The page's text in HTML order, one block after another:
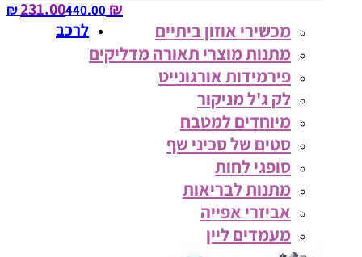
₪ 231.00
440.00‏ ₪
מכשירי אוזון ביתיים
מתנות מוצרי תאורה מדליקים
פירמידות אורגונייט
לק ג'ל מניקור
מיוחדים למטבח
סטים של סכיני שף
סופגי לחות
מתנות לבריאות
אביזרי אפייה
מעמדים ליין
לרכב